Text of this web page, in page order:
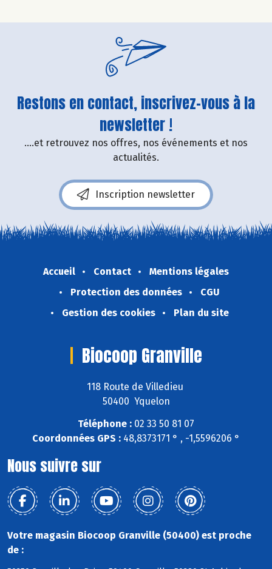
Restons en contact, inscrivez-vous à la
newsletter !
....et retrouvez nos offres, nos événements et nos
actualités.
Inscription newsletter
Accueil Contact
Mentions légales
Protection des données
CGU
Gestion des cookies
Plan du site
Biocoop Granville
118 Route de Villedieu
50400 Yquelon
Téléphone : 02 33 50 81 07
Coordonnées GPS : 48,8373171 ° , -1,5596206 °
Nous suivre sur
Votre magasin Biocoop Granville (50400) est proche
de :